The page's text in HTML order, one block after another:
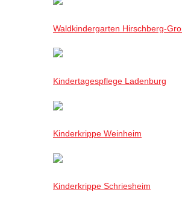
Waldkindergarten Hirschberg-
Kindertagespflege Ladenburg
Kinderkrippe Weinheim
Kinderkrippe Schriesheim